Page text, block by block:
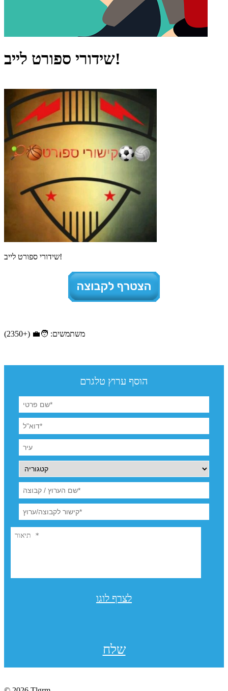
שידורי ספורט לייב!
שידורי ספורט לייב!
משתמשים: 🧑‍💼 (+2350)
הוסף ערוץ טלגרם
לצרף לוגו
שלח